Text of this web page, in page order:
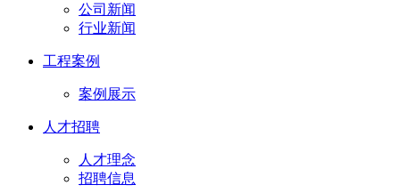
公司新闻
行业新闻
工程案例
案例展示
人才招聘
人才理念
招聘信息